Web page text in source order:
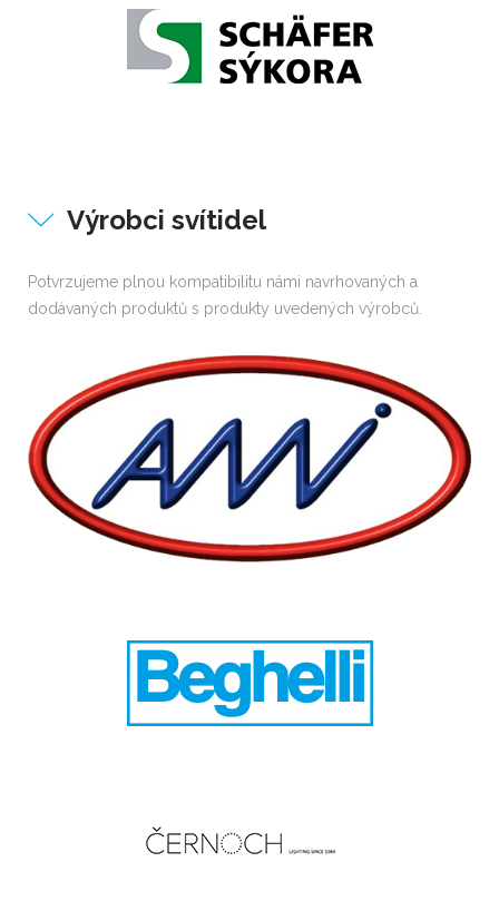
Výrobci svítidel
Potvrzujeme plnou kompatibilitu námi navrhovaných a
dodávaných produktů s produkty uvedených výrobců.